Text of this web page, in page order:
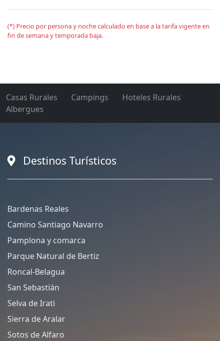
(*) Precio por persona y noche calculado en base a la tarifa vigente en
fin de semana y temporada baja.
Casas Rurales Campings
Hoteles Rurales
Albergues
Destinos Turísticos
Bardenas Reales
Camino Santiago Navarro
Pamplona y comarca
Parque Natural de Bertiz
Roncal-Belagua
San Sebastián
Selva de Irati
Sierra de Aralar
Sotos de Alfaro